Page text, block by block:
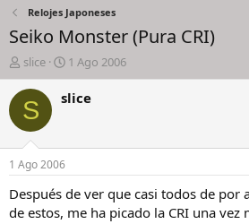
Relojes Japoneses
Seiko Monster (Pura CRI)
I
n
i
c
a
o
r
slice
F
e
c
i
n
1 Ago 2006
S slice
1 Ago 2006
Después de ver que casi todos de por
de estos, me ha picado la CRI una vez